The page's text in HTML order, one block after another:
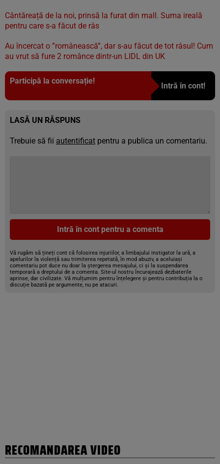
Cântăreață de la noi, prinsă la furat din mall. Suma ireală
pentru care s-a făcut de râs
Au încercat o ”românească”, dar s-au făcut de tot râsul! Cum
au vrut să fure 2 românce dintr-un LIDL din UK
Participă la conversație!
Intră în cont!
LASĂ UN RĂSPUNS
Trebuie să fii autentificat pentru a publica un comentariu.
Intră în cont pentru a comenta
Vă rugăm să țineți cont că folosirea injuriilor, a limbajului instigator la ură, a
apelurilor la violență sau trimiterea repetată, în mod abuziv, a aceluiași
comentariu pot duce nu doar la ștergerea mesajului, ci și la suspendarea
temporară a dreptului de a comenta. Site-ul nostru încurajează dezbaterile
aprinse, dar civilizate. Vă mulțumim pentru înțelegere și pentru contribuția la o
discuție bazată pe argumente, nu pe atacuri.
RECOMANDAREA VIDEO